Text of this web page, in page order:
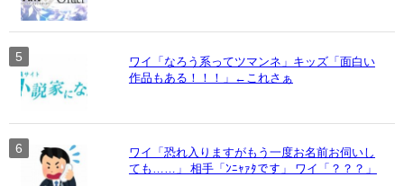
ワイ「なろう系ってツマンネ」キッズ「面白い
作品もある！！！」←これさぁ
ワイ「恐れ入りますがもう一度お名前お伺いし
ても……」 相手「ﾝﾆｬｧﾀです」 ワイ「？？？」